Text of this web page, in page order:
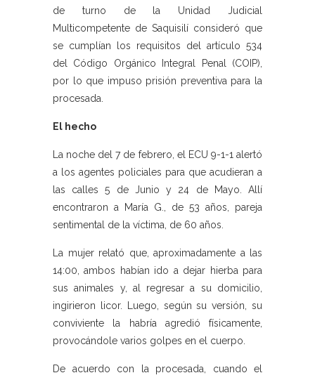
de turno de la Unidad Judicial
Multicompetente de Saquisilí consideró que
se cumplían los requisitos del artículo 534
del Código Orgánico Integral Penal (COIP),
por lo que impuso prisión preventiva para la
procesada.
El hecho
La noche del 7 de febrero, el ECU 9-1-1 alertó
a los agentes policiales para que acudieran a
las calles 5 de Junio y 24 de Mayo. Allí
encontraron a María G., de 53 años, pareja
sentimental de la víctima, de 60 años.
La mujer relató que, aproximadamente a las
14:00, ambos habían ido a dejar hierba para
sus animales y, al regresar a su domicilio,
ingirieron licor. Luego, según su versión, su
conviviente la habría agredió físicamente,
provocándole varios golpes en el cuerpo.
De acuerdo con la procesada, cuando el